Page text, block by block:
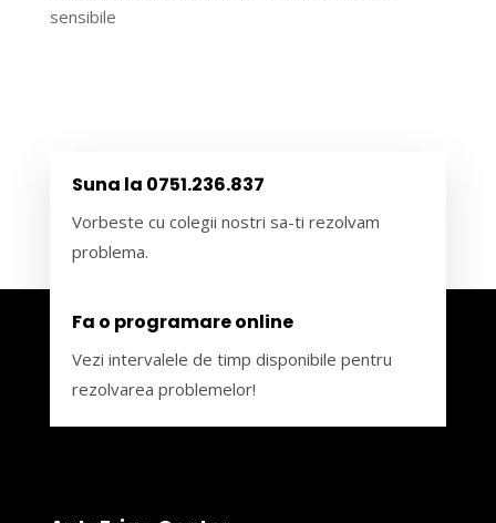
sensibile
Suna la 0751.236.837
Vorbeste cu colegii nostri sa-ti rezolvam
problema.
Fa o programare online
Vezi intervalele de timp disponibile pentru
rezolvarea problemelor!